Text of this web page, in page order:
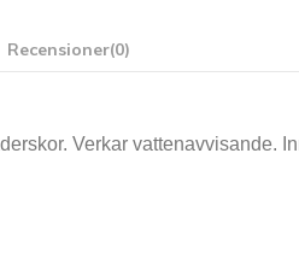
Recensioner(0)
Verkar vattenavvisande.